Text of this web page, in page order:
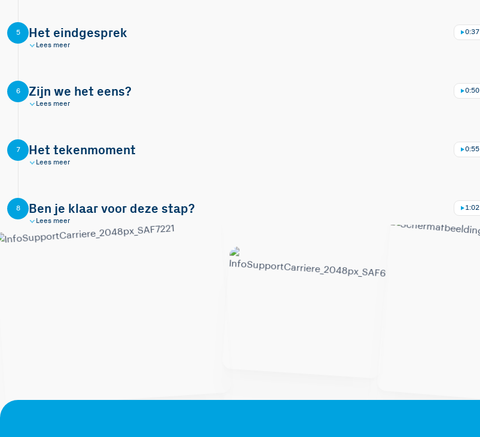
5 Het eindgesprek
0:37
Lees meer
6 Zijn we het eens?
0:50
Lees meer
7 Het tekenmoment
0:55
Lees meer
8 Ben je klaar voor deze stap?
1:02
Lees meer